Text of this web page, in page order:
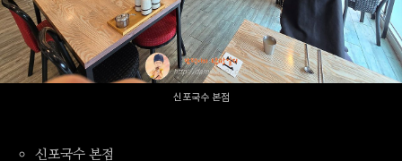
신포국수 본점
신포국수 본점